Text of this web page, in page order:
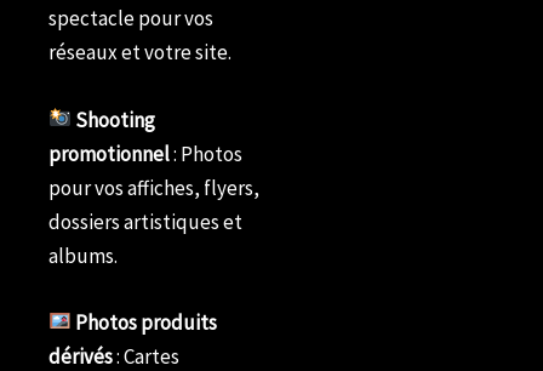
spectacle pour vos
réseaux et votre site.
Shooting
promotionnel: Photos
pour vos affiches, flyers,
dossiers artistiques et
albums.
Photos produits
dérivés: Cartes